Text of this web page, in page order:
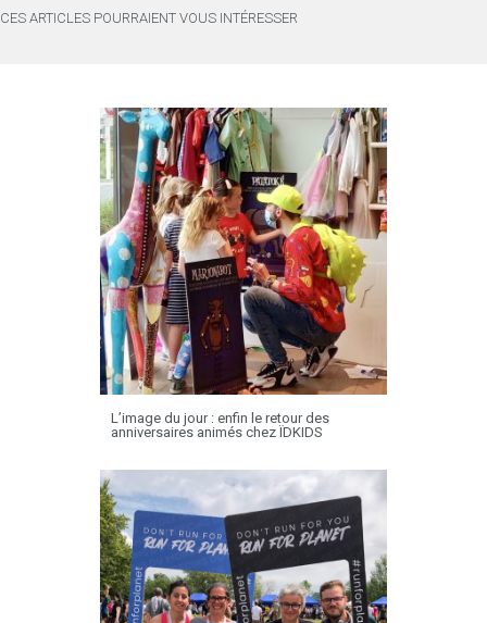
CES ARTICLES POURRAIENT VOUS INTÉRESSER
L’image du jour : enfin le retour des
anniversaires animés chez ÏDKIDS